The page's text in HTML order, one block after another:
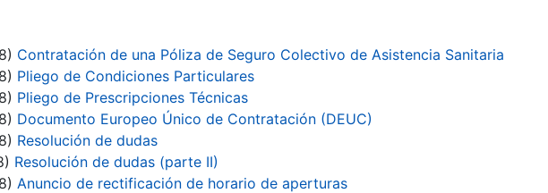
Contratación de una Póliza de Seguro Colectivo de Asistencia Sanitaria
Pliego de Condiciones Particulares
Pliego de Prescripciones Técnicas
Documento Europeo Único de Contratación (DEUC)
Resolución de dudas
Resolución de dudas (parte II)
Anuncio de rectificación de horario de aperturas